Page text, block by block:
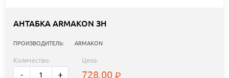
АНТАБКА ARMAKON ЗН
ПРОИЗВОДИТЕЛЬ: ARMAKON
Количество:
- +
Цена:
728.00